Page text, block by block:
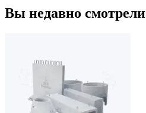
Вы недавно смотрели